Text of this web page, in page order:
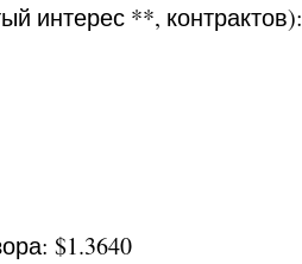
интерес **, контрактов):
$1.3640